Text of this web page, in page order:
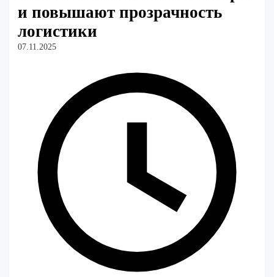
и повышают прозрачность
логистики
07.11.2025